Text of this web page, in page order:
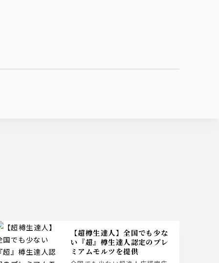
【超樽生達人】全国でも少な
い『超』樽生達人認定のプレ
ミアムモルツを提供